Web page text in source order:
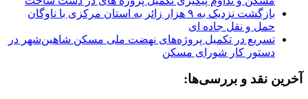
بازگشت نزدیک به ۹ هزار زائر به استان مرکزی با ناوگان
حمل و نقل جاده ای
تسریع در تکمیل پروژه‌های نهضت ملی مسکن شاهین‌شهر در
دستور کار شورای مسکن
آخرین نقد و بررسی‌ها: